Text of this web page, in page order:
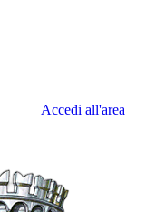
Accedi all'area